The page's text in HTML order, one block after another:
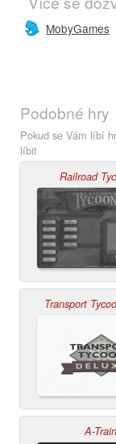
MobyGames
Podobné hry
Pokud se Vám líbí
líbit
Railroad
Transport
A-Train